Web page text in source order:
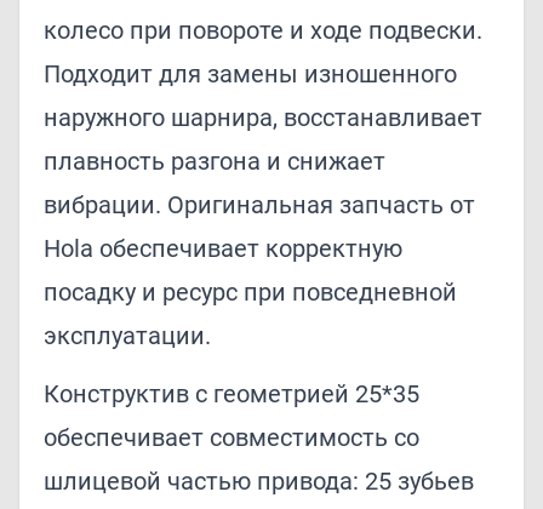
колесо при повороте и ходе подвески.
Подходит для замены изношенного
наружного шарнира, восстанавливает
плавность разгона и снижает
вибрации. Оригинальная запчасть от
Hola обеспечивает корректную
посадку и ресурс при повседневной
эксплуатации.
Конструктив с геометрией 25*35
обеспечивает совместимость со
шлицевой частью привода: 25 зубьев